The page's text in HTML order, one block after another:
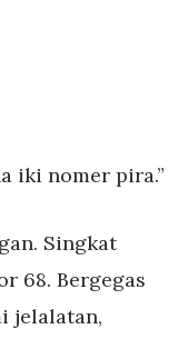
iki nomer pira.”
Singkat
68. Bergegas
jelalatan,